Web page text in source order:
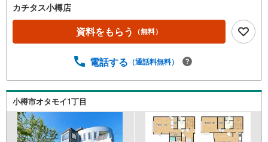
カチタス小樽店
資料をもらう （無料）
電話する （通話料無料）
小樽市オタモイ1丁目